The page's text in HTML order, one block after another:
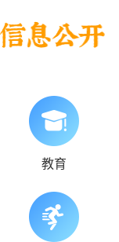
教育